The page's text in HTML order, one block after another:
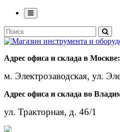
Адрес офиса и склада в Москве:
м. Электрозаводская, ул.
Адрес офиса и склада во
ул. Тракторная, д. 46/1